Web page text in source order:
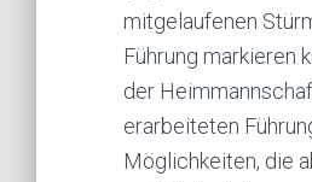
mitgelaufenen
Führung markieren
der
erarbeiteten
Möglichkeiten, die